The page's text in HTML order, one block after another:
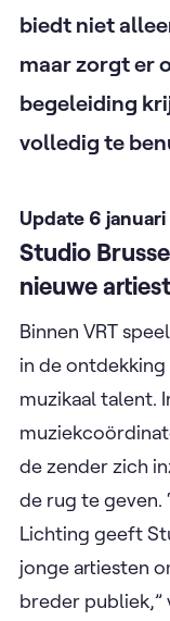
biedt niet
maar zorgt er
begeleiding
volledig te
Update 6
Studio
nieuwe
Binnen VRT
in de
muzikaal talent.
de zender zich
de rug te geven.
Lichting geeft
jonge artiesten
breder publiek,”